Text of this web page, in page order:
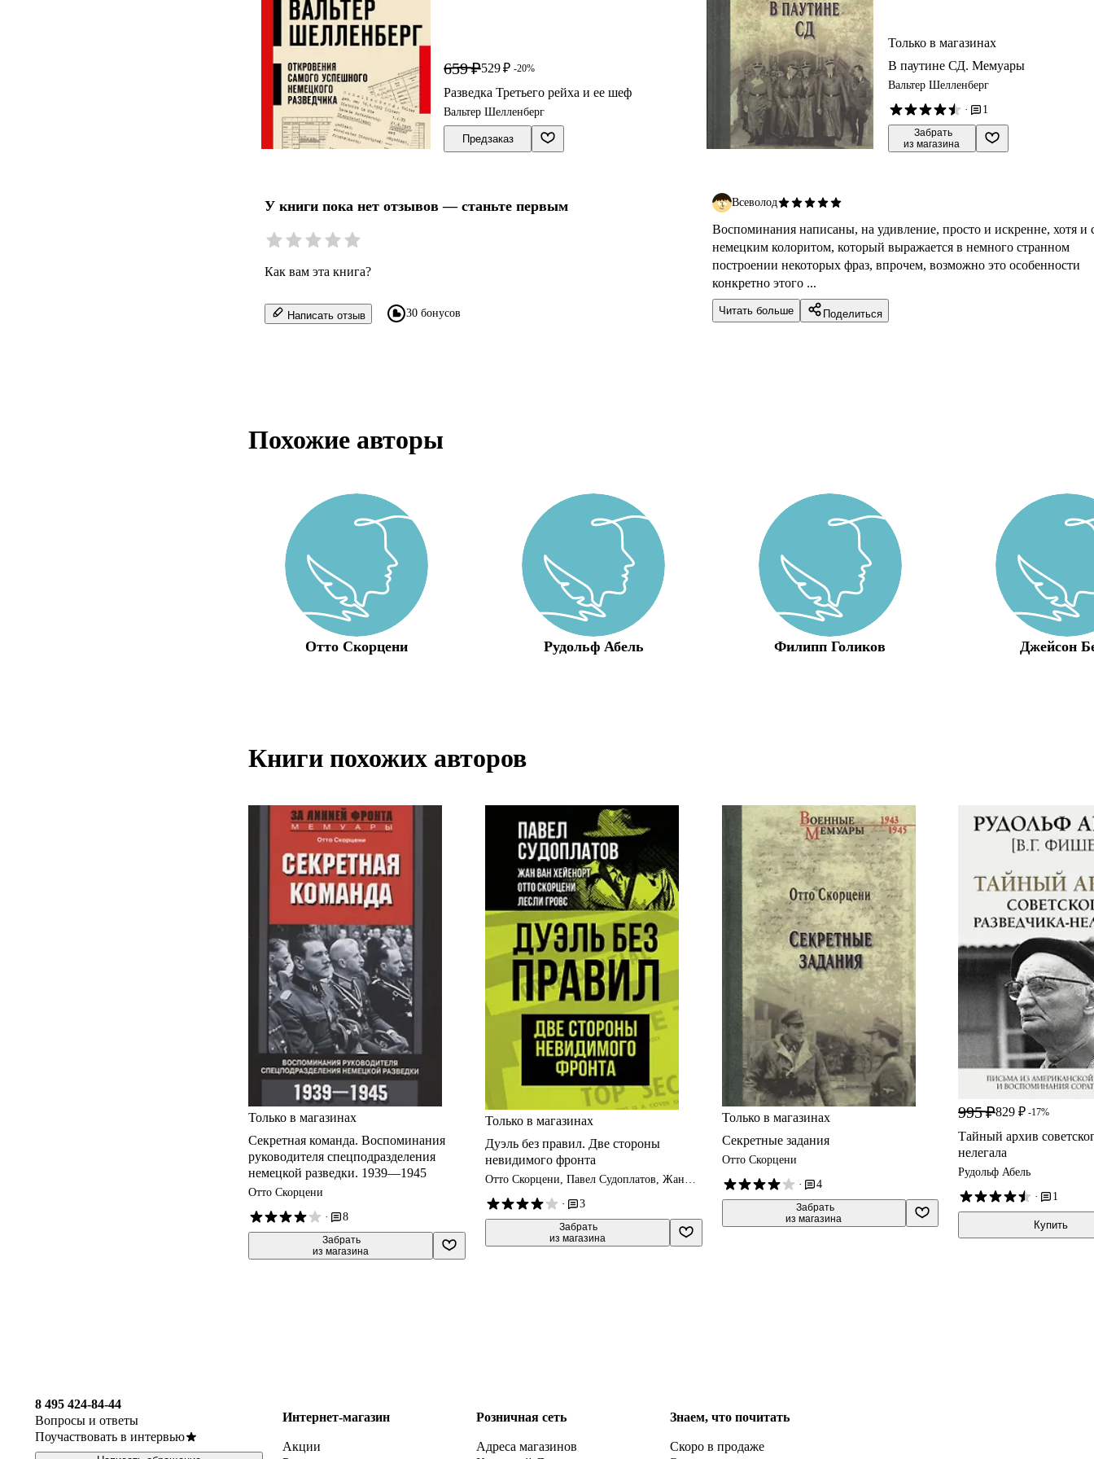
659 ₽529 ₽ -20%
Разведка Третьего рейха и ее шеф
Вальтер Шелленберг
Предзаказ
У книги пока нет отзывов — станьте первым
Как вам эта книга?
Написать отзыв 30 бонусов
Только в магазинах
В паутине СД. Мемуары
Вальтер Шелленберг
·
1
Забрать
из магазина
Всеволод
Воспоминания написаны, на удивление, просто и искренне, хотя и
немецким колоритом, который выражается в немного странном
построении некоторых фраз, впрочем, возможно это особенности
конкретно этого ...
Читать больше Поделиться
Похожие авторы
Отто Скорцени Рудольф Абель Филипп Голиков Джейсон
Книги похожих авторов
Только в магазинах
Секретная команда. Воспоминания
руководителя спецподразделения
немецкой разведки. 1939—1945
Отто Скорцени
·
8
Забрать
из магазина
Только в магазинах
Дуэль без правил. Две стороны
невидимого фронта
Отто Скорцени, Павел Судоплатов, Жан
·
3
Забрать
из магазина
Только в магазинах
Секретные задания
Отто Скорцени
·
4
Забрать
из магазина
995 ₽829 ₽ -17%
Тайный архив
нелегала
Рудольф Абель
·
1
Купить
8 495 424-84-44
Вопросы и ответы
Поучаствовать в интервью
Интернет-магазин
Акции
Розничная сеть
Адреса магазинов
Знаем, что почитать
Скоро в продаже